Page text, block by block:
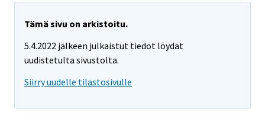
Tämä sivu on arkistoitu.
5.4.2022 jälkeen julkaistut tiedot löydät
uudistetulta sivustolta.
Siirry uudelle tilastosivulle